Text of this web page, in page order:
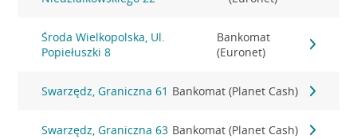
Środa Wielkopolska, Ul.
Popiełuszki 8
Bankomat
(Euronet)
Swarzędz, Graniczna 61 Bankomat (Planet Cash)
Swarzędz, Graniczna 63 Bankomat (Planet Cash)